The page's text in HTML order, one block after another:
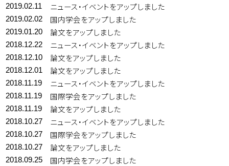
2019.02.11 ニュース・イベントをアップしました
2019.02.02 国内学会をアップしました
2019.01.20 論文をアップしました
2018.12.22 ニュース・イベントをアップしました
2018.12.10 論文をアップしました
2018.12.01 論文をアップしました
2018.11.19 ニュース・イベントをアップしました
2018.11.19 国際学会をアップしました
2018.11.19 論文をアップしました
2018.10.27 ニュース・イベントをアップしました
2018.10.27 国際学会をアップしました
2018.10.27 論文をアップしました
2018.09.25 国内学会をアップしました